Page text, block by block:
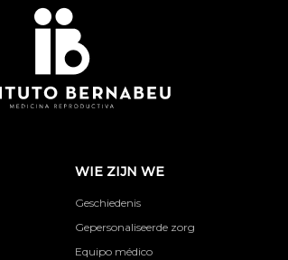
WIE ZIJN WE
Geschiedenis
Gepersonaliseerde zorg
Equipo médico